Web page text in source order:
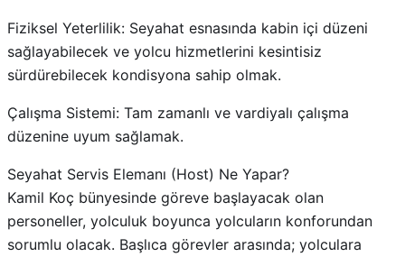
Fiziksel Yeterlilik: Seyahat esnasında kabin içi düzeni
sağlayabilecek ve yolcu hizmetlerini kesintisiz
sürdürebilecek kondisyona sahip olmak.
Çalışma Sistemi: Tam zamanlı ve vardiyalı çalışma
düzenine uyum sağlamak.
Seyahat Servis Elemanı (Host) Ne Yapar?
Kamil Koç bünyesinde göreve başlayacak olan
personeller, yolculuk boyunca yolcuların konforundan
sorumlu olacak. Başlıca görevler arasında; yolculara